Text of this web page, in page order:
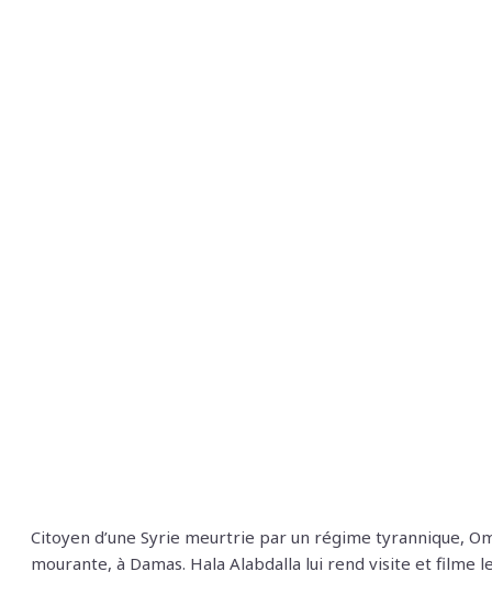
Citoyen d’une Syrie meurtrie par un régime tyrannique,
mourante, à Damas. Hala Alabdalla lui rend visite et filme